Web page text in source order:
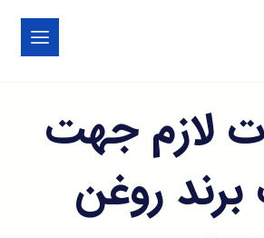
لازم جهت
روغن